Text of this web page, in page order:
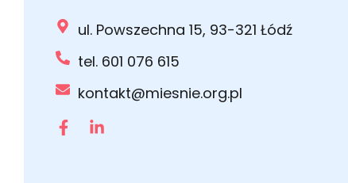
ul. Powszechna 15, 93-321 Łódź
tel. 601 076 615
kontakt@miesnie.org.pl